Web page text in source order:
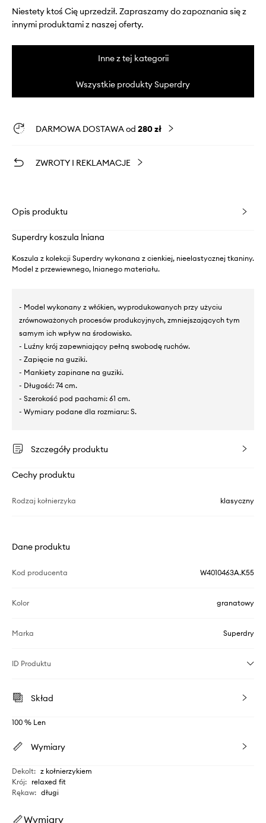
Niestety ktoś Cię uprzedził. Zapraszamy do zapoznania się z
innymi produktami z naszej oferty.
Inne z tej kategorii
Wszystkie produkty Superdry
DARMOWA DOSTAWA od 280 zł
ZWROTY I REKLAMACJE
Opis produktu
Superdry koszula lniana
Koszula z kolekcji Superdry wykonana z cienkiej, nieelastycznej tkaniny.
Model z przewiewnego, lnianego materiału.
- Model wykonany z włókien, wyprodukowanych przy użyciu
zrównoważonych procesów produkcyjnych, zmniejszających tym
samym ich wpływ na środowisko.
- Luźny krój zapewniający pełną swobodę ruchów.
- Zapięcie na guziki.
- Mankiety zapinane na guziki.
- Długość: 74 cm.
- Szerokość pod pachami: 61 cm.
- Wymiary podane dla rozmiaru: S.
Szczegóły produktu
Cechy produktu
Rodzaj kołnierzyka klasyczny
Dane produktu
Kod producenta W4010463A.K55
Kolor granatowy
Marka Superdry
ID Produktu
Skład
100 % Len
Wymiary
Dekolt: z kołnierzykiem
Krój: relaxed fit
Rękaw: długi
Wymiary